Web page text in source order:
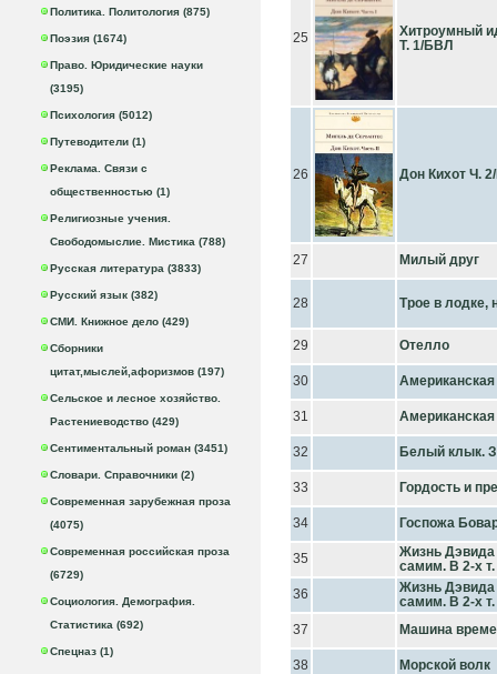
Политика. Политология (875)
Поэзия (1674)
Право. Юридические науки
(3195)
Психология (5012)
Путеводители (1)
Реклама. Связи с
общественностью (1)
Религиозные учения.
Свободомыслие. Мистика (788)
Русская литература (3833)
Русский язык (382)
СМИ. Книжное дело (429)
Сборники
цитат,мыслей,афоризмов (197)
Сельское и лесное хозяйство.
Растениеводство (429)
Сентиментальный роман (3451)
Словари. Справочники (2)
Современная зарубежная проза
(4075)
Современная российская проза
(6729)
Социология. Демография.
Статистика (692)
Спецназ (1)
25
Хитроумный
Т. 1/БВЛ
26 Дон Кихот Ч.
27 Милый друг
28 Трое в лодке,
29 Отелло
30 Американская
31 Американская
32 Белый клык.
33 Гордость и
34 Госпожа
35
Жизнь Дэвида
самим. В 2-х
36
Жизнь Дэвида
самим. В 2-х
37
Машина
38 Морской волк